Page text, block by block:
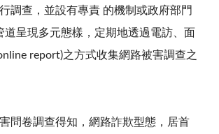
調查，並設有專責 的機制或政府部門
道呈現多元態樣，定期地透過電訪、面
report)之方式收集網路被害調查之
問卷調查得知，網路詐欺型態，居首